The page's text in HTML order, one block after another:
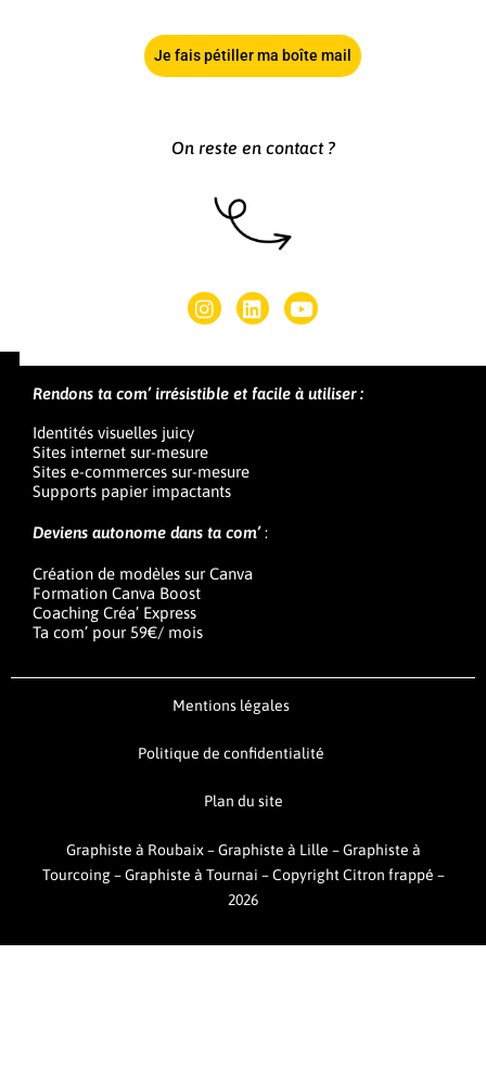
Je fais pétiller ma boîte mail
On reste en contact ?
Rendons ta com’ irrésistible et facile à utiliser :
Identités visuelles juicy
Sites internet sur-mesure
Sites e-commerces sur-mesure
Supports papier impactants
Deviens autonome dans ta com’:
Création de modèles sur Canva
Formation Canva Boost
Coaching Créa’ Express
Ta com’ pour 59€/ mois
Mentions légales
Politique de confidentialité
Plan du site
Graphiste à Roubaix –Graphiste à Lille –Graphiste à
Tourcoing–Graphiste à Tournai –Copyright Citron frappé –
2026